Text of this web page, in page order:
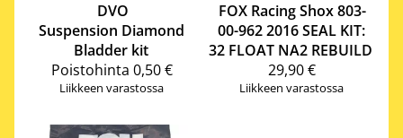
DVO
Suspension Diamond
Bladder kit
Poistohinta 0,50 €
Liikkeen varastossa
FOX Racing Shox803-
00-962 2016 SEAL KIT:
32 FLOAT NA2 REBUILD
29,90 €
Liikkeen varastossa